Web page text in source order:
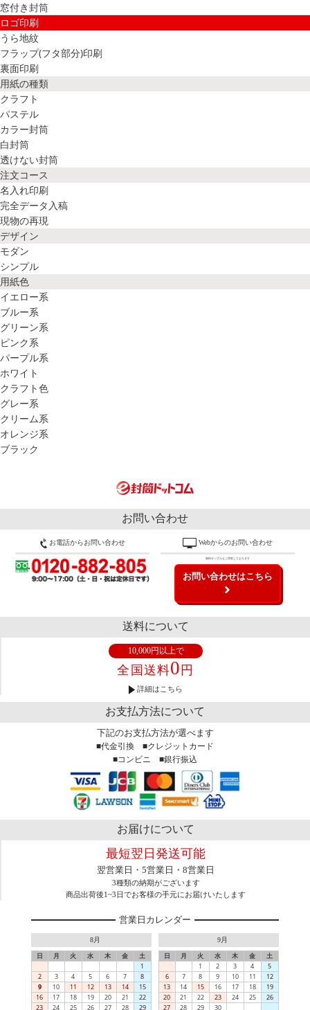
窓付き封筒
ロゴ印刷
うら地紋
フラップ(フタ部分)印刷
裏面印刷
用紙の種類
クラフト
パステル
カラー封筒
白封筒
透けない封筒
注文コース
名入れ印刷
完全データ入稿
現物の再現
デザイン
モダン
シンプル
用紙色
イエロー系
ブルー系
グリーン系
ピンク系
パープル系
ホワイト
クラフト色
グレー系
クリーム系
オレンジ系
ブラック
お問い合わせ
お電話からお問い合わせ Webからのお問い合わせ
無料サンプルもご用意しております
お問い合わせはこちら
送料について
10,000円以上で
全国送料0 円
詳細はこちら
お支払方法について
下記のお支払方法が選べます
■代金引換 ■クレジットカード
■コンビニ ■銀行振込
お届けについて
最短翌日発送可能
翌営業日・5営業日・8営業日
3種類の納期がございます
商品出荷後1~3日でお客様の手元にお届けいたします
営業日カレンダー
8月
日 月 火 水 木 金
土
1
2
3 4 5 6 7
8
9
10 11 12 13 14
15
16
17 18 19 20 21
22
23
24 25 26 27 28 29
9月
日 月 火 水 木 金
土
1
2 3 4
5
6
7 8 9 10 11
12
13
14 15 16 17 18
19
20
21 22 23 24 25
26
27
28 29 30